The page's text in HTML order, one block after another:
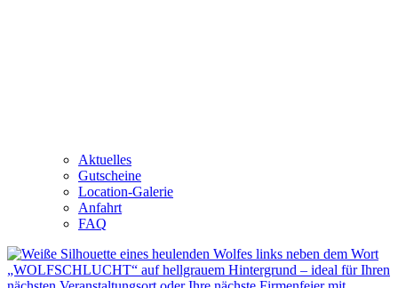
Aktuelles
Gutscheine
Location-Galerie
Anfahrt
FAQ